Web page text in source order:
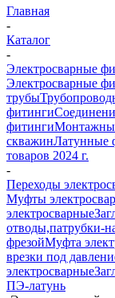
Главная
-
Каталог
-
Электросварные
Электросварные
трубы
фитинги
фитинги
скважинЛатунные
товаров 2024 г.
-
Переходы
Муфты
электросварные
отводы,патрубки-
фрезойМуфта
врезки под
электросварные
ПЭ-латунь